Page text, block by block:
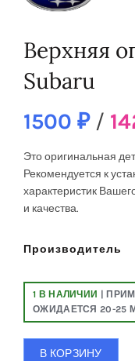
Верхняя
Subaru
1500 ₽ /
Это оригинальная
Рекомендуется к
характеристик
и качества.
Производитель
1 В НАЛИЧИИ
|
ОЖИДАЕТСЯ 20-25
В КОРЗИНУ